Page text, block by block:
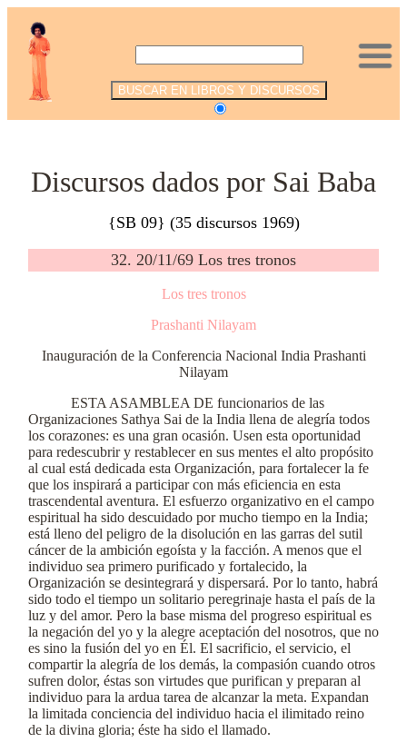
Discursos dados por Sai Baba
{SB 09} (35 discursos 1969)
32. 20/11/69 Los tres tronos
Los tres tronos
Prashanti Nilayam
Inauguración de la Conferencia Nacional India Prashanti
Nilayam
ESTA ASAMBLEA DE funcionarios de las
Organizaciones Sathya Sai de la India llena de alegría todos
los corazones: es una gran ocasión. Usen esta oportunidad
para redescubrir y restablecer en sus mentes el alto propósito
al cual está dedicada esta Organización, para fortalecer la fe
que los inspirará a participar con más eficiencia en esta
trascendental aventura. El esfuerzo organizativo en el campo
espiritual ha sido descuidado por mucho tiempo en la India;
está lleno del peligro de la disolución en las garras del sutil
cáncer de la ambición egoísta y la facción. A menos que el
individuo sea primero purificado y fortalecido, la
Organización se desintegrará y dispersará. Por lo tanto, habrá
sido todo el tiempo un solitario peregrinaje hasta el país de la
luz y del amor. Pero la base misma del progreso espiritual es
la negación del yo y la alegre aceptación del nosotros, que no
es sino la fusión del yo en Él. El sacrificio, el servicio, el
compartir la alegría de los demás, la compasión cuando otros
sufren dolor, éstas son virtudes que purifican y preparan al
individuo para la ardua tarea de alcanzar la meta. Expandan
la limitada conciencia del individuo hacia el ilimitado reino
de la divina gloria; éste ha sido el llamado.